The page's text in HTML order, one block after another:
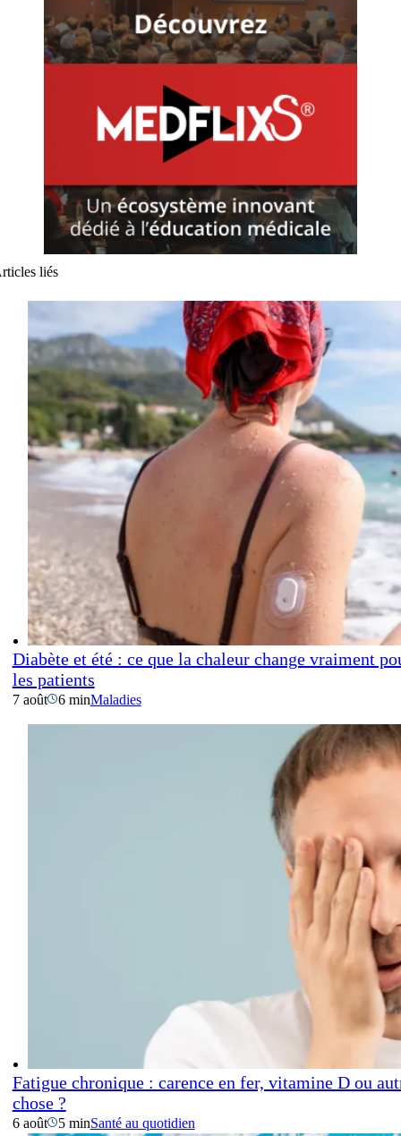
liés
Diabète et été : ce que la chaleur change vraiment
les patients
7 août 6 minMaladies
Fatigue chronique : carence en fer, vitamine D ou
chose ?
6 août 5 minSanté au quotidien